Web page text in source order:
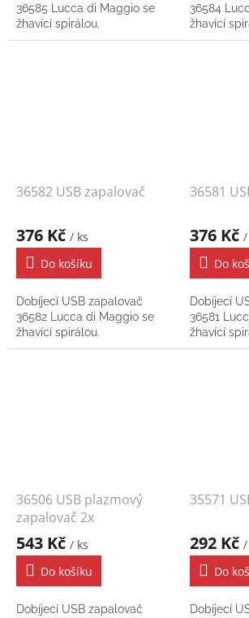
36585 Lucca di Maggio se
žhavící spirálou.
36584
žhavící
36582 USB zapalovač
376 Kč / ks
Do košíku
Dobíjecí USB zapalovač
36582 Lucca di Maggio se
žhavící spirálou.
36581
376 Kč /
Do
Dobíjecí
36581
žhavící
36506 USB plazmový
zapalovač 2x
543 Kč / ks
Do košíku
Dobíjecí USB zapalovač
35571
292 Kč /
Do
Dobíjecí